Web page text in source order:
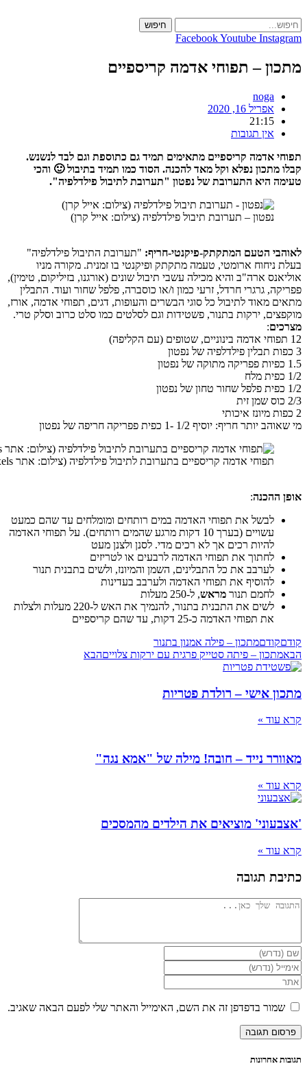
FacebookYoutube
– תפוחי אדמה קריספיים
noga
אפריל 16, 2020
21:15
אין תגובות
אדמה קריספיים מתאימים תמיד גם כתוספת וגם לבד לנשנש.
נפלא וקל מאד להכנה. הסוד כמו תמיד בתיבול 🙂 והכי
היא התערובת של נפטון "תערובת לתיבול פילדלפיה".
נפטון – תערובת תיבול פילדלפיה (צילום: אייל קרן)
הטעם המתקתק-פיקנטי-חריף:"תערובת התיבול פילדלפיה"
ארומטי, טעמה מתקתק ופיקנטי בו זמנית. מקורה מניו
ארה"ב והיא מכילה עשבי תיבול שונים (אורגנו, בזיליקום, טימין),
גרגרי חרדל, זרעי כמון ו/או כוסברה, פלפל שחור ועוד. התבלין
מאוד לתיבול כל סוגי הבשרים והעופות, דגים, תפוחי אדמה, אורז,
ירקות בתנור, פשטידות וגם לסלטים כמו סלט כרוב וסלק טרי.
:
יוסיף 1/2 -1 כפית פפריקה חריפה של נפטון
תפוחי אדמה קריספיים בתערובת לתיבול פילדלפיה (צילום: אתר pexels
לבשל את תפוחי האדמה במים רותחים ומומלחים עד שהם כמעט
עשויים (בערך 10 דקות מרגע שהמים רותחים). על תפוחי האדמה
להיות רכים אך לא רכים מדי. לסנן ולצנן מעט
לחתוך את תפוחי האדמה לרבעים או לטריזים
לערבב את כל התבלינים, השמן והמיונז, ולשים בתבנית תנור
להוסיף את תפוחי האדמה ולערבב בעדינות
לחמם תנורמראש, ל-250 מעלות
לשים את התבנית בתנור, להנמיך את האש ל-220 מעלות ולצלות
את תפוחי האדמה כ-25 דקות, עד שהם קריספיים
מתכון – פילה אמנון בתנור
– פיתה סטייק פרגית עם ירקות צלוייםהבא
אישי – רולדת פטריות
»
נייד – חובה! מילה של "אמא נגה"
»
מוציאים את הילדים מהמסכים
»
תגובה
בדפדפן זה את השם, האימייל והאתר שלי לפעם הבאה שאגיב.